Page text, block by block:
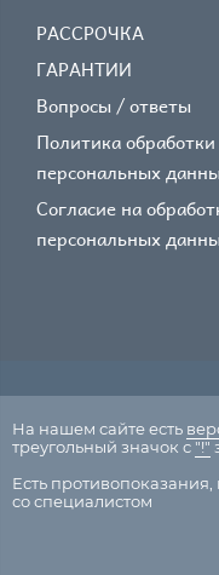
РАССРОЧКА
ГАРАНТИИ
Вопросы / ответы
Политика обработки
персональных
Согласие на
персональных
На нашем сайте есть
треугольный значок с "!"
Есть
со специалистом